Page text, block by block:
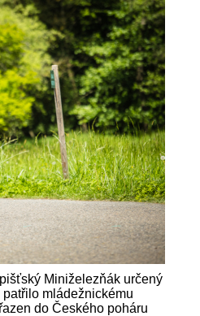
Miniželezňák určený
mládežnickému
do Českého poháru